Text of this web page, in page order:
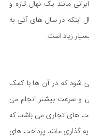
مانند یک نهال تازه و
اینکه در سال های آتی به
زیاد است.
شود که در آن ها با کمک
و سرعت بیشتر انجام می
های تجاری می باشد، که
گذاری مانند پرداخت های